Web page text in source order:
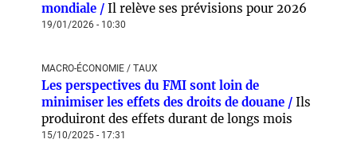
mondiale / Il relève ses prévisions pour 2026
19/01/2026 - 10:30
MACRO-ÉCONOMIE / TAUX
Les perspectives du FMI sont loin de
minimiser les effets des droits de douane / Ils
produiront des effets durant de longs mois
15/10/2025 - 17:31